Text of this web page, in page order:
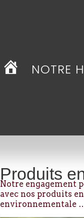
ACCUEILNOTRE
Produits
Notre engagement
avec nos produits
environnementale